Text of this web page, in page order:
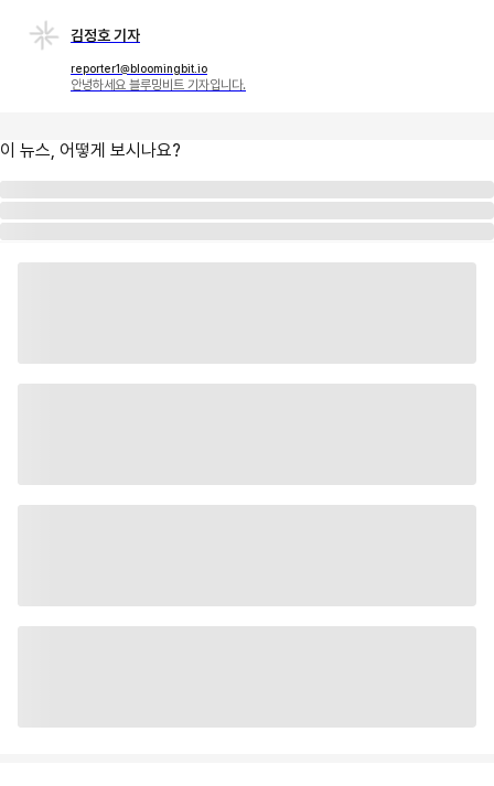
김정호 기자
reporter1@bloomingbit.io
안녕하세요 블루밍비트 기자입니다.
이 뉴스, 어떻게 보시나요?